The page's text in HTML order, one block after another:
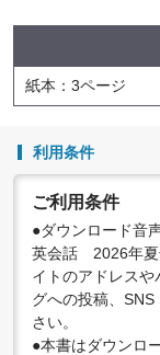
紙本：3ページ
利用条件
ご利用条件
●ダウンロード音
英会話 2026年夏
イトのアドレスや
グへの投稿、
さい。
●本書はダウンロ